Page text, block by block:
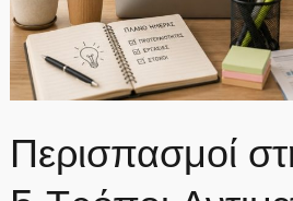
Περισπασμοί